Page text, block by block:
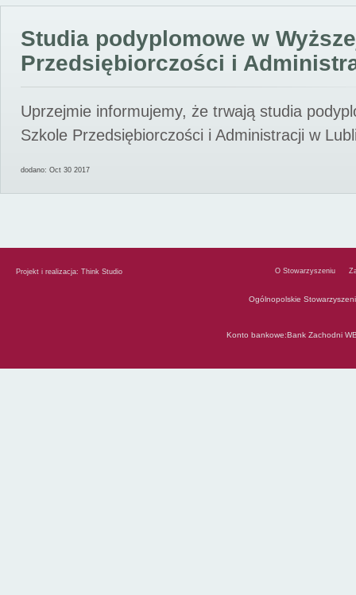
Studia podyplomowe w
Przedsiębiorczości i
Uprzejmie informujemy, że trwają studia
Szkole Przedsiębiorczości i Administracji w
dodano: Oct 30 2017
Projekt i realizacja: Think Studio O Stowarzyszeniu
Ogólnopolskie
Konto bankowe:Bank Zachodni